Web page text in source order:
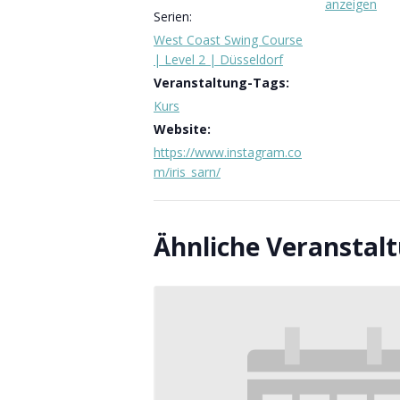
Serien:
West Coast Swing Course
| Level 2 | Düsseldorf
Veranstaltung-Tags:
Kurs
Website:
https://www.instagram.co
m/iris_sarn/
anzeigen
Ähnliche